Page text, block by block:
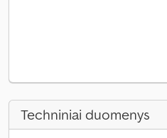
Techniniai duomenys